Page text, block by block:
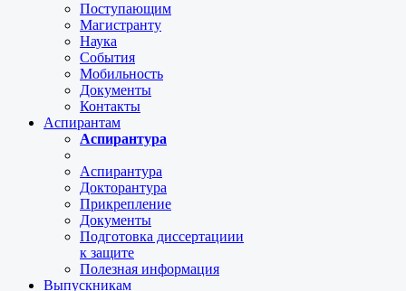
Поступающим
Магистранту
Наука
События
Мобильность
Документы
Контакты
Аспирантам
Аспирантура
Аспирантура
Докторантура
Прикрепление
Документы
Подготовка диссертациии
к защите
Полезная информация
Выпускникам